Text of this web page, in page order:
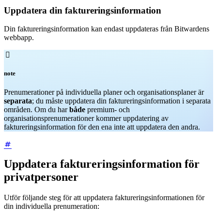
Uppdatera din faktureringsinformation
Din faktureringsinformation kan endast uppdateras från Bitwardens
webbapp.

note
Prenumerationer på individuella planer och organisationsplaner är
separata; du måste uppdatera din faktureringsinformation i separata
områden. Om du harbåde premium- och
organisationsprenumerationer kommer uppdatering av
faktureringsinformation för den ena inte att uppdatera den andra.
Uppdatera faktureringsinformation för
privatpersoner
Utför följande steg för att uppdatera faktureringsinformationen för
din individuella prenumeration: